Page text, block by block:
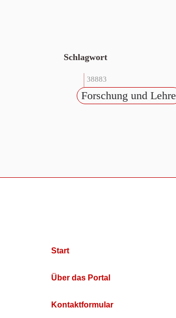
Schlagwort
38883
Forschung und Lehre
Start
Über das Portal
Kontaktformular